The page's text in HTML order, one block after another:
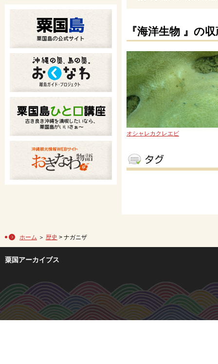
『海洋生物 』の
オシャレカクレエビ
ホーム ＞ 歴史 > ナガニザ
粟国アーカイブス